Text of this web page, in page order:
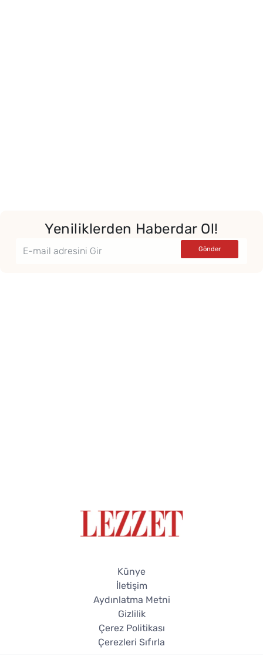
Yeniliklerden Haberdar Ol!
Künye
İletişim
Aydınlatma Metni
Gizlilik
Çerez Politikası
Çerezleri Sıfırla